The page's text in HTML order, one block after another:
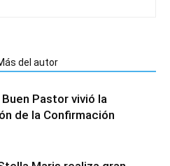
del autor
Pastor vivió la
de la Confirmación